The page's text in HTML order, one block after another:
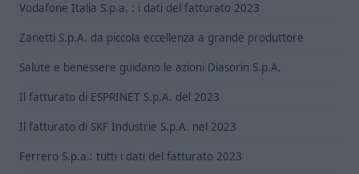
Vodafone Italia S.p.a. : i dati del fatturato 2023
Zanetti S.p.A. da piccola eccellenza a grande produttore
Salute e benessere guidano le azioni Diasorin S.p.A.
Il fatturato di ESPRINET S.p.A. del 2023
Il fatturato di SKF Industrie S.p.A. nel 2023
Ferrero S.p.a.: tutti i dati del fatturato 2023